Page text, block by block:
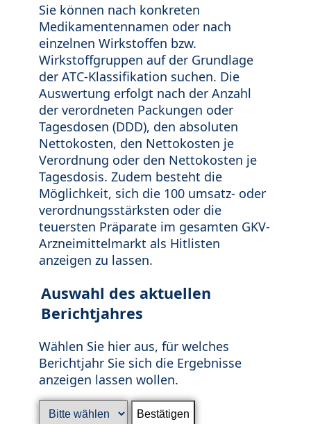
Sie können nach konkreten
Medikamentennamen oder nach
einzelnen Wirkstoffen bzw.
Wirkstoffgruppen auf der Grundlage
der ATC-Klassifikation suchen. Die
Auswertung erfolgt nach der Anzahl
der verordneten Packungen oder
Tagesdosen (DDD), den absoluten
Nettokosten, den Nettokosten je
Verordnung oder den Nettokosten je
Tagesdosis. Zudem besteht die
Möglichkeit, sich die 100 umsatz- oder
verordnungsstärksten oder die
teuersten Präparate im gesamten GKV-
Arzneimittelmarkt als Hitlisten
anzeigen zu lassen.
Auswahl des aktuellen
Berichtjahres
Wählen Sie hier aus, für welches
Berichtjahr Sie sich die Ergebnisse
anzeigen lassen wollen.